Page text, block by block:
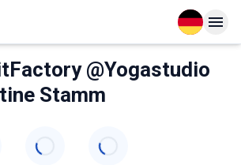
OpenOpen
@Yogastudio
Stamm